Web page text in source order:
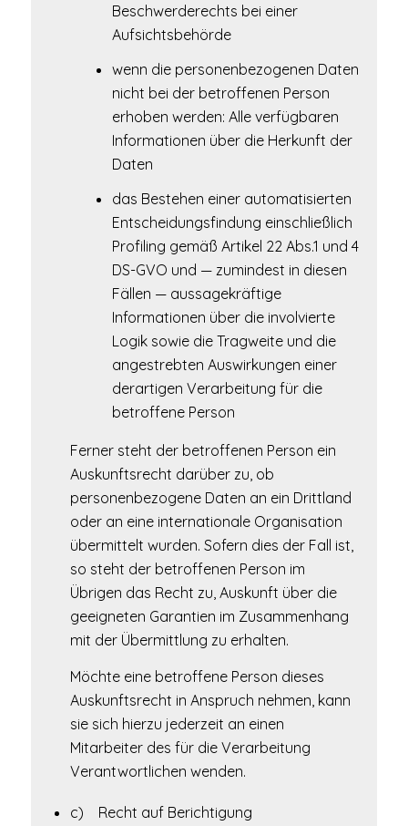
Beschwerderechts bei einer
Aufsichtsbehörde
wenn die personenbezogenen Daten
nicht bei der betroffenen Person
erhoben werden: Alle verfügbaren
Informationen über die Herkunft der
Daten
das Bestehen einer automatisierten
Entscheidungsfindung einschließlich
Profiling gemäß Artikel 22 Abs.1 und 4
DS-GVO und — zumindest in diesen
Fällen — aussagekräftige
Informationen über die involvierte
Logik sowie die Tragweite und die
angestrebten Auswirkungen einer
derartigen Verarbeitung für die
betroffene Person
Ferner steht der betroffenen Person ein
Auskunftsrecht darüber zu, ob
personenbezogene Daten an ein Drittland
oder an eine internationale Organisation
übermittelt wurden. Sofern dies der Fall ist,
so steht der betroffenen Person im
Übrigen das Recht zu, Auskunft über die
geeigneten Garantien im Zusammenhang
mit der Übermittlung zu erhalten.
Möchte eine betroffene Person dieses
Auskunftsrecht in Anspruch nehmen, kann
sie sich hierzu jederzeit an einen
Mitarbeiter des für die Verarbeitung
Verantwortlichen wenden.
c) Recht auf Berichtigung